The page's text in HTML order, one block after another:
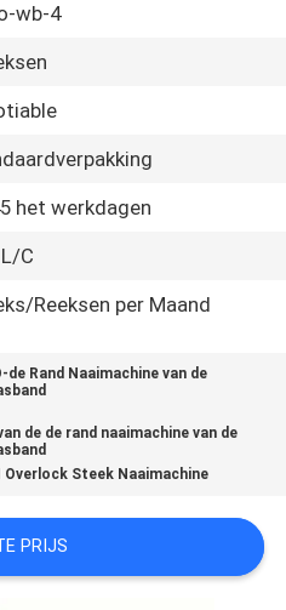
wb-4
het werkdagen
C
Reeksen per Maand
de Rand Naaimachine van de
de de rand naaimachine van de
Overlock Steek Naaimachine
PRIJS